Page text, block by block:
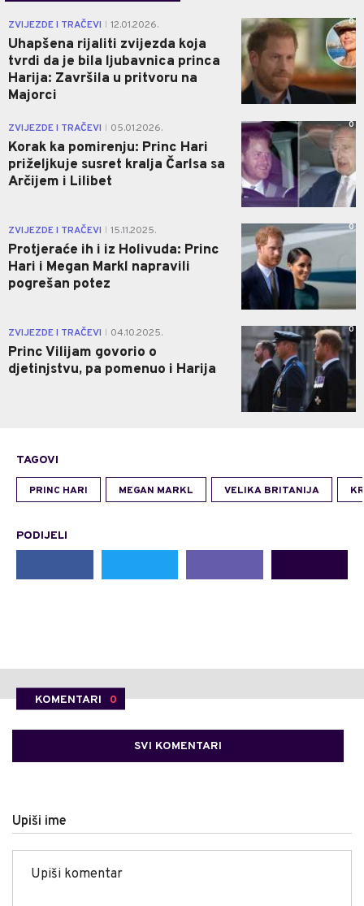
ZVIJEZDE I TRAČEVI 12.01.2026.
Uhapšena rijaliti zvijezda koja
tvrdi da je bila ljubavnica princa
Harija: Završila u pritvoru na
Majorci
0
ZVIJEZDE I TRAČEVI 05.01.2026.
Korak ka pomirenju: Princ Hari
priželjkuje susret kralja Čarlsa sa
Arčijem i Lilibet
0
ZVIJEZDE I TRAČEVI 15.11.2025.
Protjeraće ih i iz Holivuda: Princ
Hari i Megan Markl napravili
pogrešan potez
0
ZVIJEZDE I TRAČEVI 04.10.2025.
Princ Vilijam govorio o
djetinjstvu, pa pomenuo i Harija
0
TAGOVI
PRINC HARI MEGAN MARKL VELIKA BRITANIJA
PODIJELI
KOMENTARI 0
SVI KOMENTARI
Upiši ime